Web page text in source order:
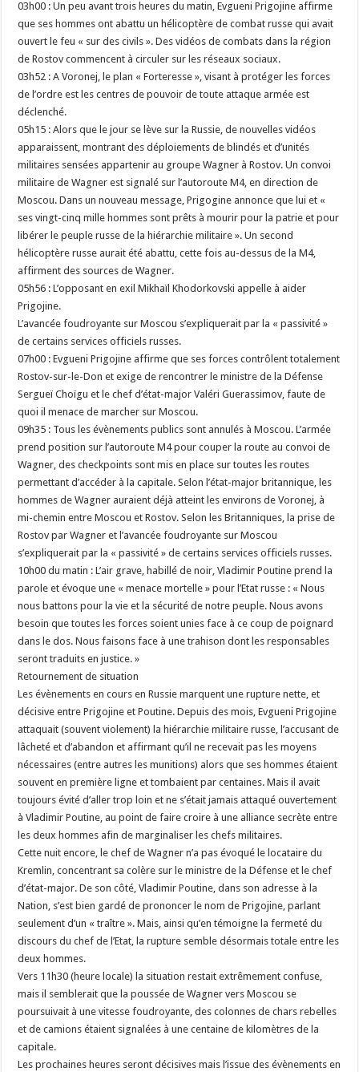
03h00 : Un peu avant trois heures du matin, Evgueni Prigojine affirme
que ses hommes ont abattu un hélicoptère de combat russe qui avait
ouvert le feu « sur des civils ». Des vidéos de combats dans la région
de Rostov commencent à circuler sur les réseaux sociaux.
03h52 : A Voronej, le plan « Forteresse », visant à protéger les forces
de l’ordre est les centres de pouvoir de toute attaque armée est
déclenché.
05h15 : Alors que le jour se lève sur la Russie, de nouvelles vidéos
apparaissent, montrant des déploiements de blindés et d’unités
militaires sensées appartenir au groupe Wagner à Rostov. Un convoi
militaire de Wagner est signalé sur l’autoroute M4, en direction de
Moscou. Dans un nouveau message, Prigogine annonce que lui et «
ses vingt-cinq mille hommes sont prêts à mourir pour la patrie et pour
libérer le peuple russe de la hiérarchie militaire ». Un second
hélicoptère russe aurait été abattu, cette fois au-dessus de la M4,
affirment des sources de Wagner.
05h56 : L’opposant en exil Mikhaïl Khodorkovski appelle à aider
Prigojine.
L’avancée foudroyante sur Moscou s’expliquerait par la « passivité »
de certains services officiels russes.
07h00 : Evgueni Prigojine affirme que ses forces contrôlent totalement
Rostov-sur-le-Don et exige de rencontrer le ministre de la Défense
Sergueï Choïgu et le chef d’état-major Valéri Guerassimov, faute de
quoi il menace de marcher sur Moscou.
09h35 : Tous les évènements publics sont annulés à Moscou. L’armée
prend position sur l’autoroute M4 pour couper la route au convoi de
Wagner, des checkpoints sont mis en place sur toutes les routes
permettant d’accéder à la capitale. Selon l’état-major britannique, les
hommes de Wagner auraient déjà atteint les environs de Voronej, à
mi-chemin entre Moscou et Rostov. Selon les Britanniques, la prise de
Rostov par Wagner et l’avancée foudroyante sur Moscou
s’expliquerait par la « passivité » de certains services officiels russes.
10h00 du matin : L’air grave, habillé de noir, Vladimir Poutine prend la
parole et évoque une « menace mortelle » pour l’Etat russe : « Nous
nous battons pour la vie et la sécurité de notre peuple. Nous avons
besoin que toutes les forces soient unies face à ce coup de poignard
dans le dos. Nous faisons face à une trahison dont les responsables
seront traduits en justice. »
Retournement de situation
Les évènements en cours en Russie marquent une rupture nette, et
décisive entre Prigojine et Poutine. Depuis des mois, Evgueni Prigojine
attaquait (souvent violement) la hiérarchie militaire russe, l’accusant de
lâcheté et d’abandon et affirmant qu’il ne recevait pas les moyens
nécessaires (entre autres les munitions) alors que ses hommes étaient
souvent en première ligne et tombaient par centaines. Mais il avait
toujours évité d’aller trop loin et ne s’était jamais attaqué ouvertement
à Vladimir Poutine, au point de faire croire à une alliance secrète entre
les deux hommes afin de marginaliser les chefs militaires.
Cette nuit encore, le chef de Wagner n’a pas évoqué le locataire du
Kremlin, concentrant sa colère sur le ministre de la Défense et le chef
d’état-major. De son côté, Vladimir Poutine, dans son adresse à la
Nation, s’est bien gardé de prononcer le nom de Prigojine, parlant
seulement d’un « traître ». Mais, ainsi qu’en témoigne la fermeté du
discours du chef de l’Etat, la rupture semble désormais totale entre les
deux hommes.
Vers 11h30 (heure locale) la situation restait extrêmement confuse,
mais il semblerait que la poussée de Wagner vers Moscou se
poursuivait à une vitesse foudroyante, des colonnes de chars rebelles
et de camions étaient signalées à une centaine de kilomètres de la
capitale.
Les prochaines heures seront décisives mais l’issue des évènements en